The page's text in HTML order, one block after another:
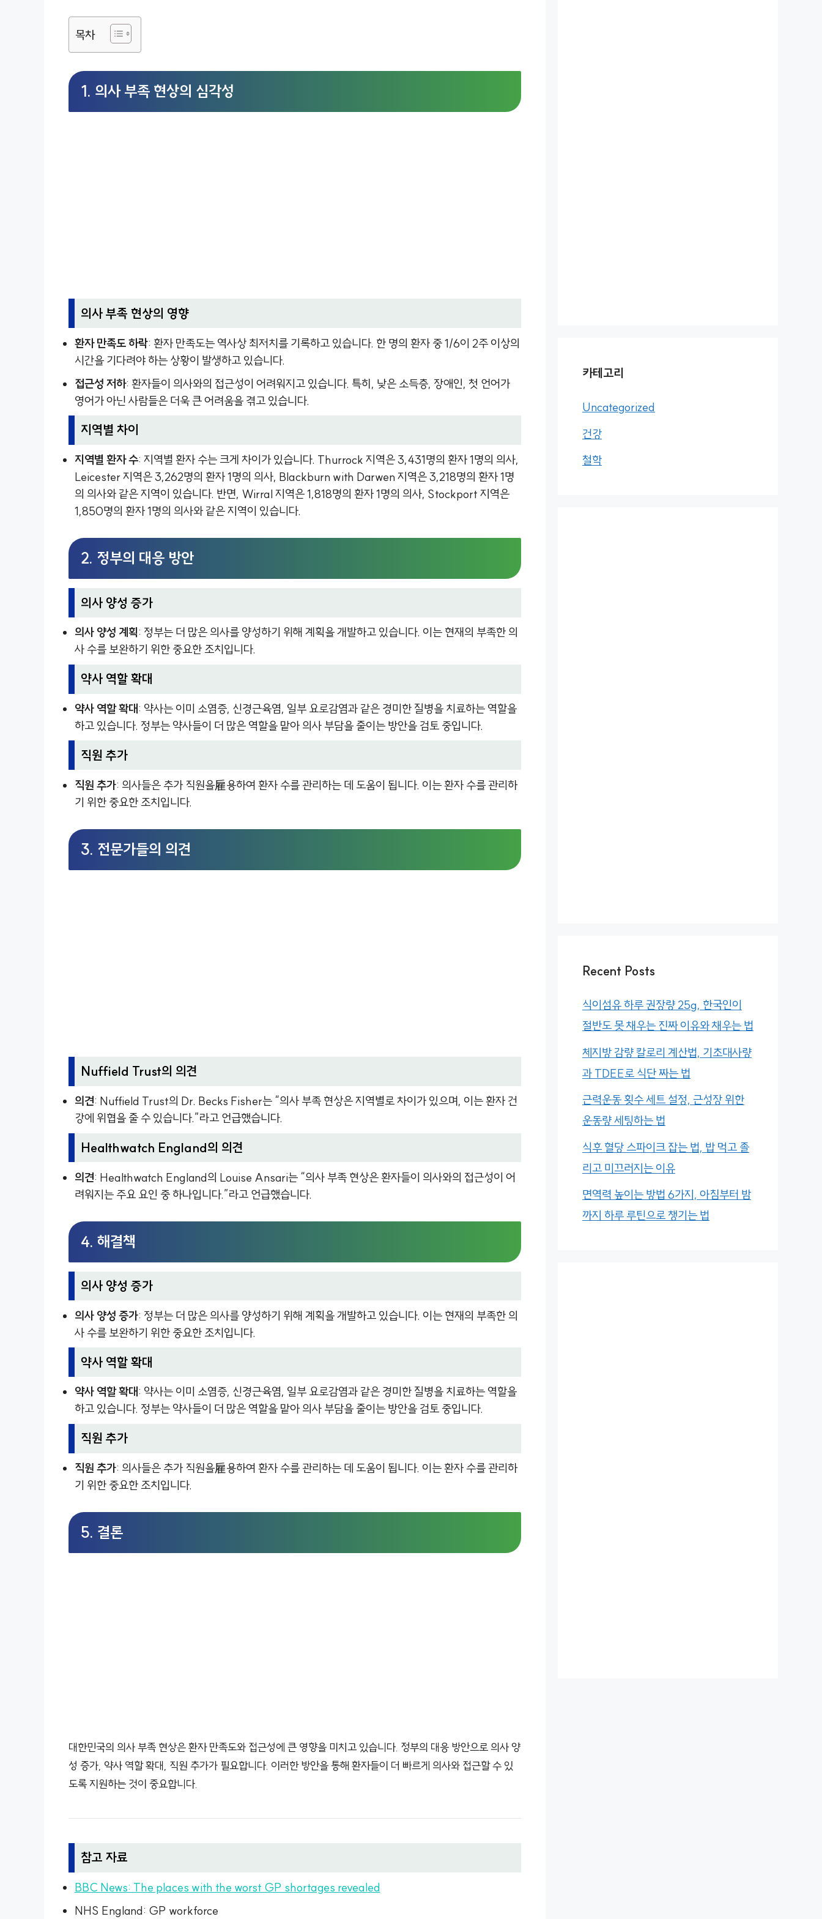
목차
1. 의사 부족 현상의 심각성
의사 부족 현상의 영향
환자 만족도 하락: 환자 만족도는 역사상 최저치를 기록하고 있습니다. 한 명의 환자 중 1/6이 2주 이상의
시간을 기다려야 하는 상황이 발생하고 있습니다.
접근성 저하: 환자들이 의사와의 접근성이 어려워지고 있습니다. 특히, 낮은 소득층, 장애인, 첫 언어가
영어가 아닌 사람들은 더욱 큰 어려움을 겪고 있습니다.
지역별 차이
지역별 환자 수: 지역별 환자 수는 크게 차이가 있습니다. Thurrock 지역은 3,431명의 환자 1명의 의사,
Leicester 지역은 3,262명의 환자 1명의 의사, Blackburn with Darwen 지역은 3,218명의 환자 1명
의 의사와 같은 지역이 있습니다. 반면, Wirral 지역은 1,818명의 환자 1명의 의사, Stockport 지역은
1,850명의 환자 1명의 의사와 같은 지역이 있습니다.
2. 정부의 대응 방안
의사 양성 증가
의사 양성 계획: 정부는 더 많은 의사를 양성하기 위해 계획을 개발하고 있습니다. 이는 현재의 부족한 의
사 수를 보완하기 위한 중요한 조치입니다.
약사 역할 확대
약사 역할 확대: 약사는 이미 소염증, 신경근육염, 일부 요로감염과 같은 경미한 질병을 치료하는 역할을
하고 있습니다. 정부는 약사들이 더 많은 역할을 맡아 의사 부담을 줄이는 방안을 검토 중입니다.
직원 추가
직원 추가: 의사들은 추가 직원을雇용하여 환자 수를 관리하는 데 도움이 됩니다. 이는 환자 수를 관리하
기 위한 중요한 조치입니다.
3. 전문가들의 의견
Nuffield Trust의 의견
의견: Nuffield Trust의 Dr. Becks Fisher는 “의사 부족 현상은 지역별로 차이가 있으며, 이는 환자 건
강에 위협을 줄 수 있습니다.”라고 언급했습니다.
Healthwatch England의 의견
의견: Healthwatch England의 Louise Ansari는 “의사 부족 현상은 환자들이 의사와의 접근성이 어
려워지는 주요 요인 중 하나입니다.”라고 언급했습니다.
4. 해결책
의사 양성 증가
의사 양성 증가: 정부는 더 많은 의사를 양성하기 위해 계획을 개발하고 있습니다. 이는 현재의 부족한 의
사 수를 보완하기 위한 중요한 조치입니다.
약사 역할 확대
약사 역할 확대: 약사는 이미 소염증, 신경근육염, 일부 요로감염과 같은 경미한 질병을 치료하는 역할을
하고 있습니다. 정부는 약사들이 더 많은 역할을 맡아 의사 부담을 줄이는 방안을 검토 중입니다.
직원 추가
직원 추가: 의사들은 추가 직원을雇용하여 환자 수를 관리하는 데 도움이 됩니다. 이는 환자 수를 관리하
기 위한 중요한 조치입니다.
5. 결론
대한민국의 의사 부족 현상은 환자 만족도와 접근성에 큰 영향을 미치고 있습니다. 정부의 대응 방안으로 의사 양
성 증가, 약사 역할 확대, 직원 추가가 필요합니다. 이러한 방안을 통해 환자들이 더 빠르게 의사와 접근할 수 있
도록 지원하는 것이 중요합니다.
참고 자료
BBC News: The places with the worst GP shortages revealed
NHS England: GP workforce
카테고리
Uncategorized
건강
철학
Recent Posts
식이섬유 하루 권장량 25g, 한국인이
절반도 못 채우는 진짜 이유와 채우는 법
체지방 감량 칼로리 계산법, 기초대사량
과 TDEE로 식단 짜는 법
근력운동 횟수 세트 설정, 근성장 위한
운동량 세팅하는 법
식후 혈당 스파이크 잡는 법, 밥 먹고 졸
리고 미끄러지는 이유
면역력 높이는 방법 6가지, 아침부터 밤
까지 하루 루틴으로 챙기는 법